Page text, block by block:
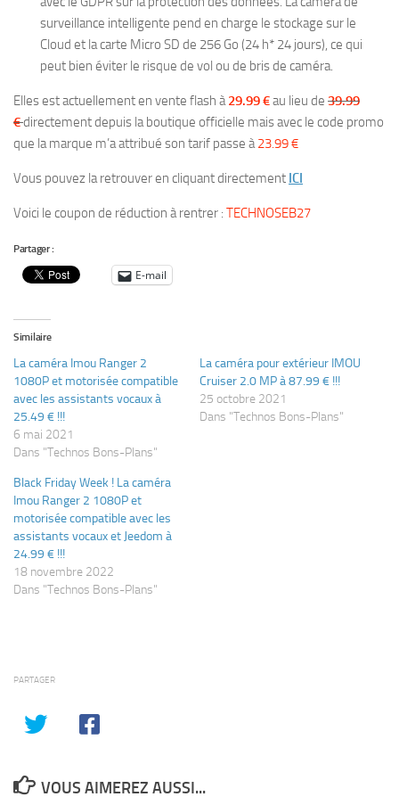
surveillance intelligente pend en charge le stockage sur le
Cloud et la carte Micro SD de 256 Go (24 h* 24 jours), ce qui
peut bien éviter le risque de vol ou de bris de caméra.
Elles est actuellement en vente flash à29.99 €au lieu de 39.99
€directement depuis la boutique officielle mais avec le code promo
que la marque m’a attribué son tarif passe à23.99 €
Vous pouvez la retrouver en cliquant directement ICI
Voici le coupon de réduction à rentrer : TECHNOSEB27
Partager :
E-mail
Similaire
La caméra Imou Ranger 2
1080P et motorisée compatible
avec les assistants vocaux à
25.49 € !!!
6 mai 2021
Dans "Technos Bons-Plans"
La caméra pour extérieur IMOU
Cruiser 2.0 MP à 87.99 € !!!
25 octobre 2021
Dans "Technos Bons-Plans"
Black Friday Week ! La caméra
Imou Ranger 2 1080P et
motorisée compatible avec les
assistants vocaux et Jeedom à
24.99 € !!!
18 novembre 2022
Dans "Technos Bons-Plans"
PARTAGER
VOUS AIMEREZ AUSSI...